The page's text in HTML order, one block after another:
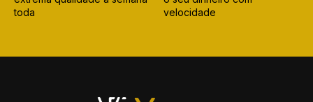
toda
velocidade